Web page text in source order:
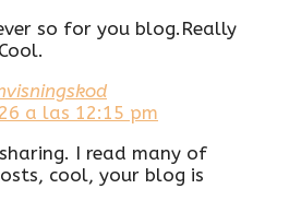
so for you blog.Really
a las 12:15 pm
I read many of
cool, your blog is